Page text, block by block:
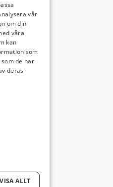
AB
vår
om din
våra
kan
som
de har
deras
ALLT